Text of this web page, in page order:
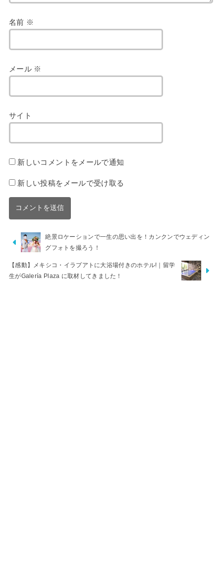
名前 ※
メール ※
サイト
新しいコメントをメールで通知
新しい投稿をメールで受け取る
絶景ロケーションで一生の思い出を！カンクンでウェディン
グフォトを撮ろう！
【感動】メキシコ・イラプアトに大浴場付きのホテル!｜留学
生がGalería Plaza に取材してきました！